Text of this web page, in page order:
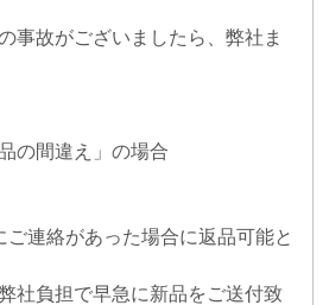
事故がございましたら、弊社ま
の間違え」の場合
連絡があった場合に返品可能と
社負担で早急に新品をご送付致